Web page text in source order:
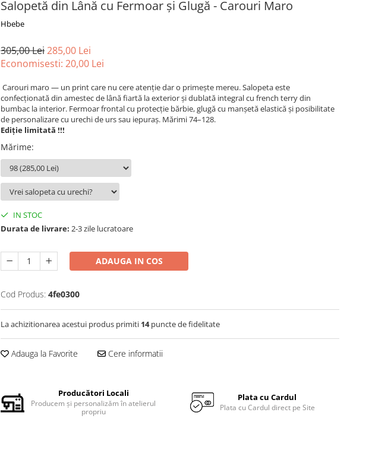
Salopetă din Lână cu Fermoar și Glugă - Carouri Maro
Hbebe
305,00 Lei285,00 Lei
Economisesti: 20,00 Lei
Carouri maro — un print care nu cere atenție dar o primește mereu. Salopeta este
confecționată din amestec de lână fiartă la exterior și dublată integral cu french terry din
bumbac la interior. Fermoar frontal cu protecție bărbie, glugă cu manșetă elastică și posibilitate
de personalizare cu urechi de urs sau iepuraș. Mărimi 74–128.
Ediție limitată !!!
Mărime:
IN STOC
Durata de livrare: 2-3 zile lucratoare
ADAUGA IN COS
Cod Produs: 4fe0300
La achizitionarea acestui produs primiti 14puncte de fidelitate
Adauga la Favorite Cere informatii
Producători Locali
Producem și personalizăm în atelierul
propriu
Plata cu Cardul
Plata cu Cardul direct pe Site